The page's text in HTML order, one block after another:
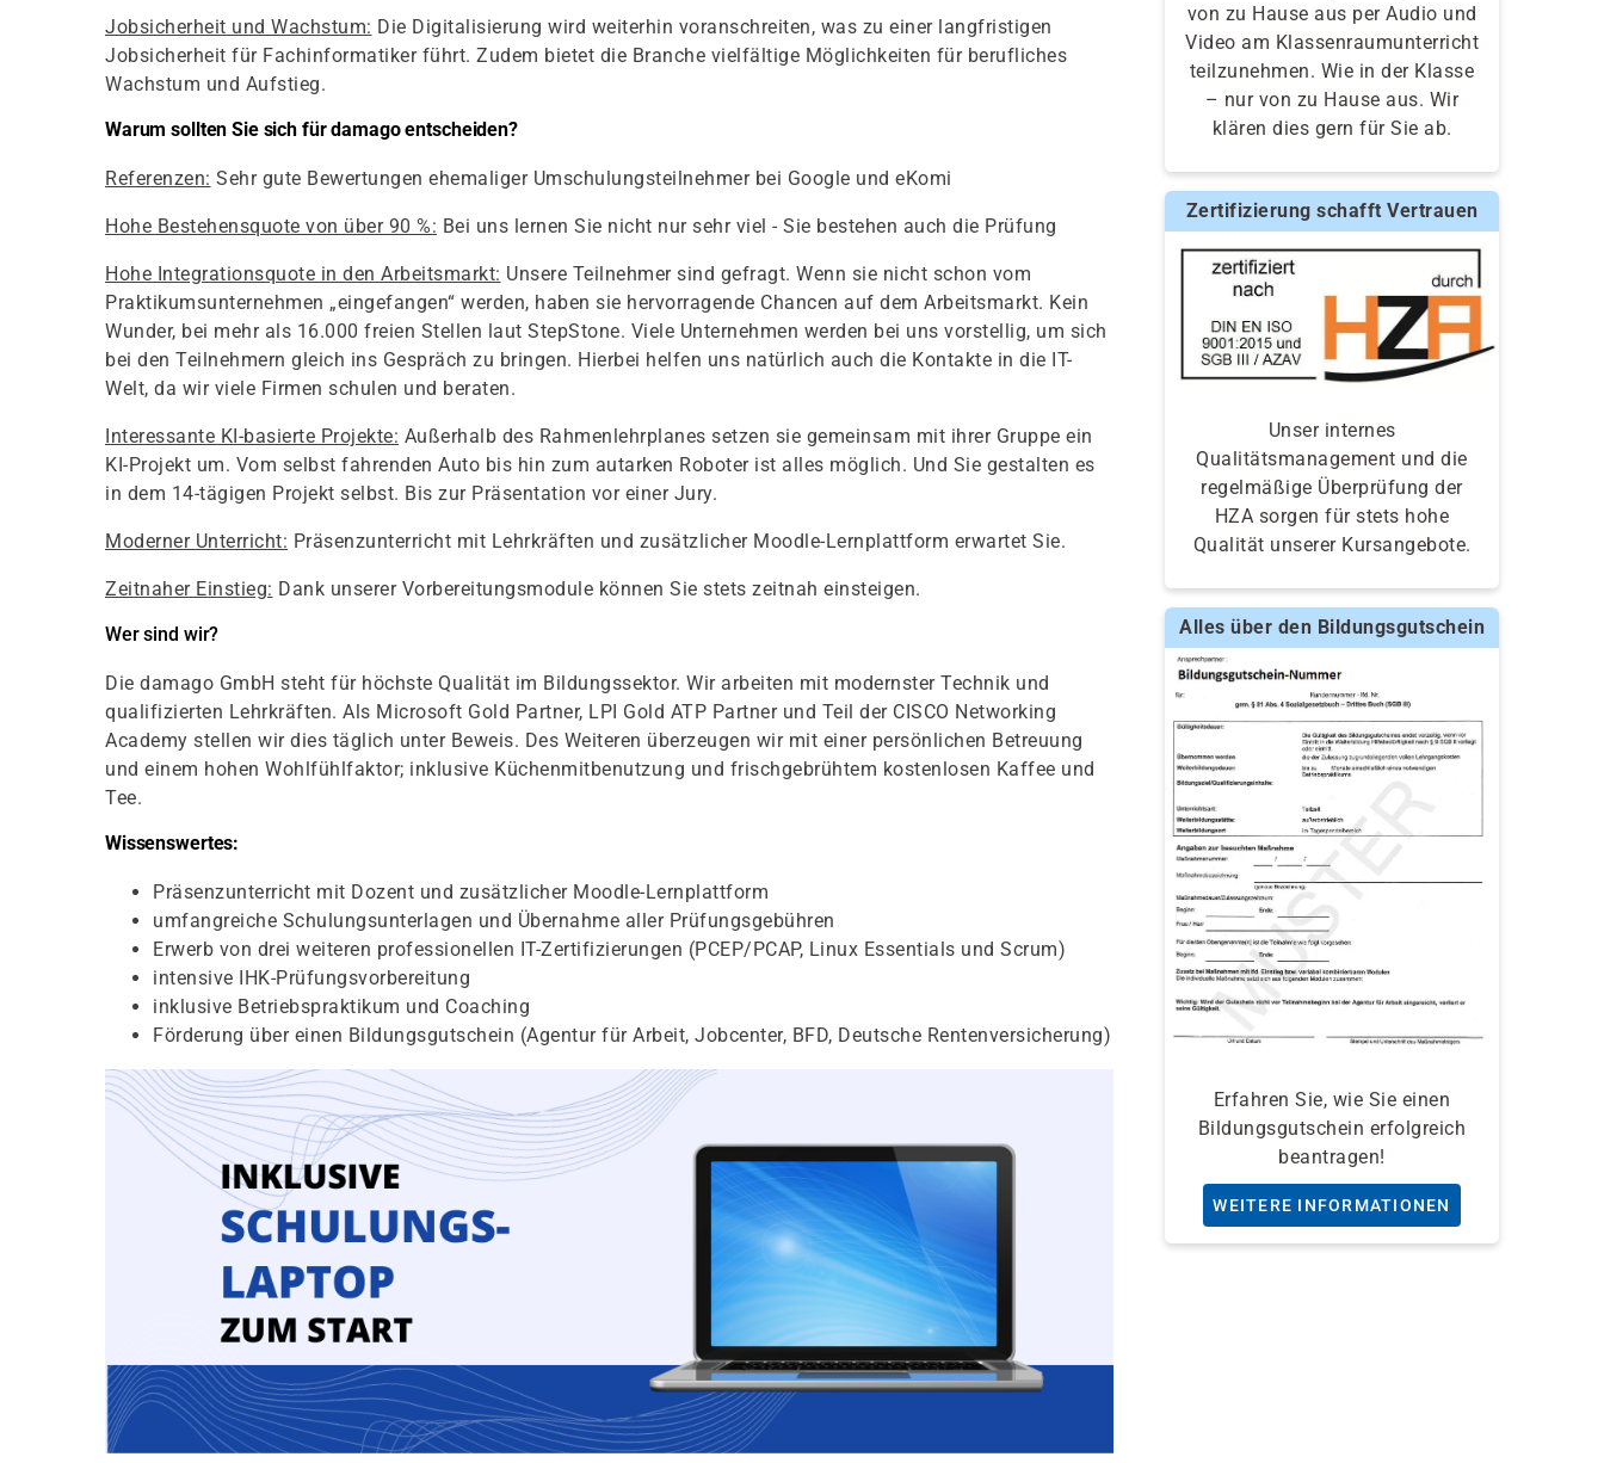
Jobsicherheit und Wachstum: Die Digitalisierung wird weiterhin voranschreiten, was zu einer langfristigen
Jobsicherheit für Fachinformatiker führt. Zudem bietet die Branche vielfältige Möglichkeiten für berufliches
Wachstum und Aufstieg.
Warum sollten Sie sich für damago entscheiden?
Referenzen: Sehr gute Bewertungen ehemaliger Umschulungsteilnehmer bei Google und eKomi
Hohe Bestehensquote von über 90 %: Bei uns lernen Sie nicht nur sehr viel - Sie bestehen auch die Prüfung
Hohe Integrationsquote in den Arbeitsmarkt: Unsere Teilnehmer sind gefragt. Wenn sie nicht schon vom
Praktikumsunternehmen „eingefangen“ werden, haben sie hervorragende Chancen auf dem Arbeitsmarkt. Kein
Wunder, bei mehr als 16.000 freien Stellen laut StepStone. Viele Unternehmen werden bei uns vorstellig, um sich
bei den Teilnehmern gleich ins Gespräch zu bringen. Hierbei helfen uns natürlich auch die Kontakte in die IT-
Welt, da wir viele Firmen schulen und beraten.
Interessante KI-basierte Projekte: Außerhalb des Rahmenlehrplanes setzen sie gemeinsam mit ihrer Gruppe ein
KI-Projekt um. Vom selbst fahrenden Auto bis hin zum autarken Roboter ist alles möglich. Und Sie gestalten es
in dem 14-tägigen Projekt selbst. Bis zur Präsentation vor einer Jury.
Moderner Unterricht: Präsenzunterricht mit Lehrkräften und zusätzlicher Moodle-Lernplattform erwartet Sie.
Zeitnaher Einstieg: Dank unserer Vorbereitungsmodule können Sie stets zeitnah einsteigen.
Wer sind wir?
Die damago GmbH steht für höchste Qualität im Bildungssektor. Wir arbeiten mit modernster Technik und
qualifizierten Lehrkräften. Als Microsoft Gold Partner, LPI Gold ATP Partner und Teil der CISCO Networking
Academy stellen wir dies täglich unter Beweis. Des Weiteren überzeugen wir mit einer persönlichen Betreuung
und einem hohen Wohlfühlfaktor; inklusive Küchenmitbenutzung und frischgebrühtem kostenlosen Kaffee und
Tee.
Wissenswertes:
Präsenzunterricht mit Dozent und zusätzlicher Moodle-Lernplattform
umfangreiche Schulungsunterlagen und Übernahme aller Prüfungsgebühren
Erwerb von drei weiteren professionellen IT-Zertifizierungen (PCEP/PCAP, Linux Essentials und Scrum)
intensive IHK-Prüfungsvorbereitung
inklusive Betriebspraktikum und Coaching
Förderung über einen Bildungsgutschein (Agentur für Arbeit, Jobcenter, BFD, Deutsche Rentenversicherung)
von zu Hause aus per Audio und
Video am Klassenraumunterricht
teilzunehmen. Wie in der Klasse
– nur von zu Hause aus. Wir
klären dies gern für Sie ab.
Zertifizierung schafft Vertrauen
Unser internes
Qualitätsmanagement und die
regelmäßige Überprüfung der
HZA sorgen für stets hohe
Qualität unserer Kursangebote.
Alles über den Bildungsgutschein
Erfahren Sie, wie Sie einen
Bildungsgutschein erfolgreich
beantragen!
WEITERE INFORMATIONEN